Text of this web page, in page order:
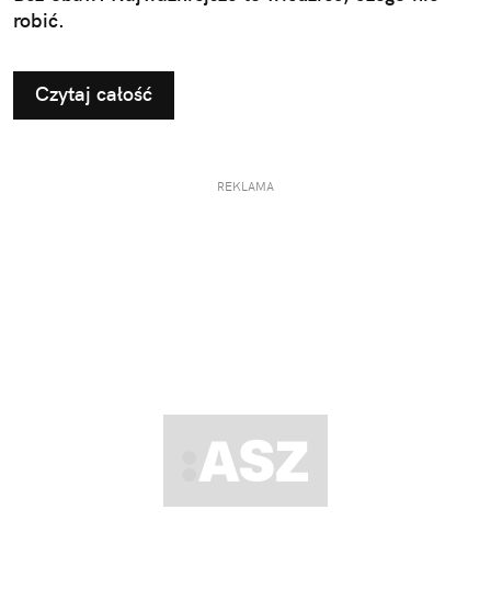
robić.
Czytaj całość
REKLAMA